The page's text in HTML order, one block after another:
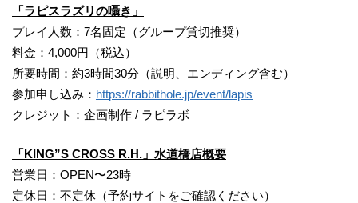
「ラピスラズリの囁き」
プレイ人数：7名固定（グループ貸切推奨）
料金：4,000円（税込）
所要時間：約3時間30分（説明、エンディング含む）
参加申し込み： https://rabbithole.jp/event/lapis
クレジット：企画制作 / ラピラボ
「KING”S CROSS R.H.」水道橋店概要
営業日：OPEN〜23時
定休日：不定休（予約サイトをご確認ください）